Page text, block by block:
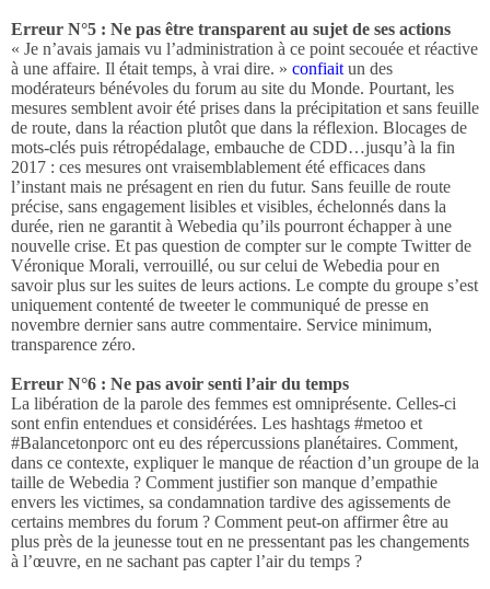
Erreur N°5 : Ne pas être transparent au sujet de ses actions
« Je n’avais jamais vu l’administration à ce point secouée et réactive
à une affaire. Il était temps, à vrai dire. » confiait un des
modérateurs bénévoles du forum au site du Monde. Pourtant, les
mesures semblent avoir été prises dans la précipitation et sans feuille
de route, dans la réaction plutôt que dans la réflexion. Blocages de
mots-clés puis rétropédalage, embauche de CDD…jusqu’à la fin
2017 : ces mesures ont vraisemblablement été efficaces dans
l’instant mais ne présagent en rien du futur. Sans feuille de route
précise, sans engagement lisibles et visibles, échelonnés dans la
durée, rien ne garantit à Webedia qu’ils pourront échapper à une
nouvelle crise. Et pas question de compter sur le compte Twitter de
Véronique Morali, verrouillé, ou sur celui de Webedia pour en
savoir plus sur les suites de leurs actions. Le compte du groupe s’est
uniquement contenté de tweeter le communiqué de presse en
novembre dernier sans autre commentaire. Service minimum,
transparence zéro.
Erreur N°6 : Ne pas avoir senti l’air du temps
La libération de la parole des femmes est omniprésente. Celles-ci
sont enfin entendues et considérées. Les hashtags #metoo et
#Balancetonporc ont eu des répercussions planétaires. Comment,
dans ce contexte, expliquer le manque de réaction d’un groupe de la
taille de Webedia ? Comment justifier son manque d’empathie
envers les victimes, sa condamnation tardive des agissements de
certains membres du forum ? Comment peut-on affirmer être au
plus près de la jeunesse tout en ne pressentant pas les changements
à l’œuvre, en ne sachant pas capter l’air du temps ?